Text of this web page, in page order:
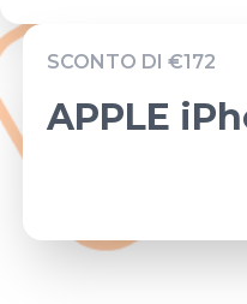
SCONTO DI €172
APPLE